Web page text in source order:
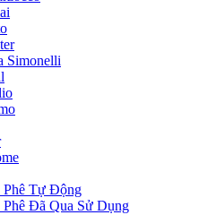
Simonelli
Phê Tự Động
Phê Đã Qua Sử Dụng